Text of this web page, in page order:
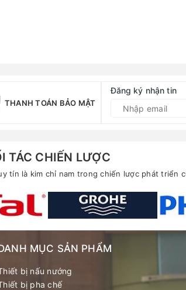
THANH TOÁN BẢO MẬT
Đăng ký nhận tin
TÁC CHIẾN LƯỢC
tín là kim chỉ nam trong chiến lược phát triển
MỤC SẢN PHẨM
bị nấu nướng
bị pha chế